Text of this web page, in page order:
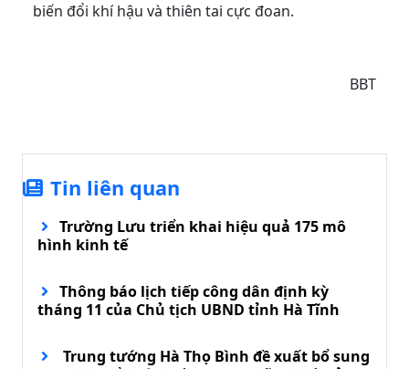
biến đổi khí hậu và thiên tai cực đoan.
BBT
Tin liên quan
Trường Lưu triển khai hiệu quả 175 mô
hình kinh tế
Thông báo lịch tiếp công dân định kỳ
tháng 11 của Chủ tịch UBND tỉnh Hà Tĩnh
Trung tướng Hà Thọ Bình đề xuất bổ sung